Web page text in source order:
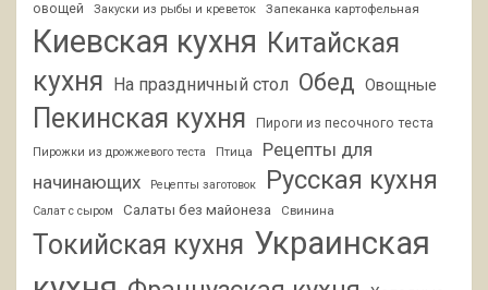
овощей
Закуски из рыбы и креветок Запеканка картофельная
Киевская кухня Китайская
кухня
На праздничный стол Обед Овощные
Пекинская кухня Пироги из песочного теста
Пирожки из дрожжевого теста Птица
Рецепты для
начинающих
Рецепты заготовок Русская кухня
Салат с сыром Салаты без майонеза Свинина
Токийская кухня Украинская